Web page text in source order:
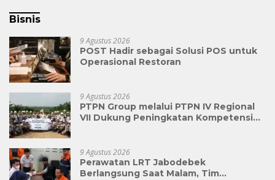
Bisnis
9 Agustus 2026
POST Hadir sebagai Solusi POS untuk
Operasional Restoran
9 Agustus 2026
PTPN Group melalui PTPN IV Regional
VII Dukung Peningkatan Kompetensi
9 Agustus 2026
Perawatan LRT Jabodebek
Berlangsung Saat Malam, Tim